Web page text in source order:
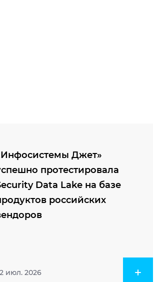
Джет»
протестировала
Data Lake на базе
российских
июл. 2026